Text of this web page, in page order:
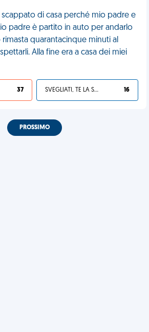
di casa perché mio padre e
padre è partito in auto per andarlo
quarantacinque minuti al
Alla fine era a casa dei miei
37 SVEGLIATI, TE LA SEI CERCATA! 16
PROSSIMO